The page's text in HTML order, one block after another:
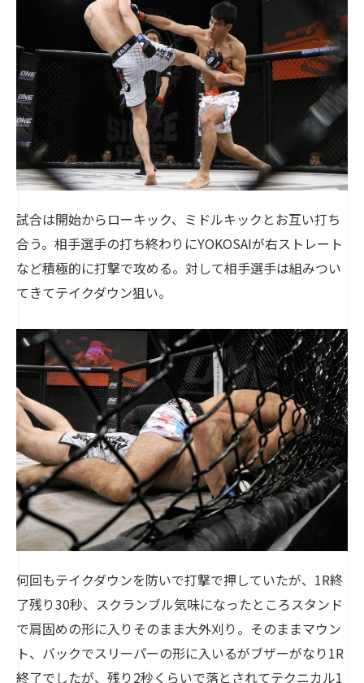
試合は開始からローキック、ミドルキックとお互い打ち
合う。相手選手の打ち終わりにYOKOSAIが右ストレート
など積極的に打撃で攻める。対して相手選手は組みつい
てきてテイクダウン狙い。
何回もテイクダウンを防いで打撃で押していたが、1R終
了残り30秒、スクランブル気味になったところスタンド
で肩固めの形に入りそのまま大外刈り。そのままマウン
ト、バックでスリーパーの形に入いるがブザーがなり1R
終了でしたが、残り2秒くらいで落とされてテクニカル1